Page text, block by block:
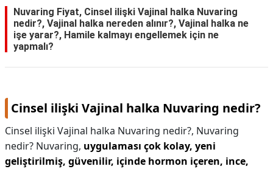
Nuvaring Fiyat, Cinsel ilişki Vajinal halka Nuvaring
nedir?, Vajinal halka nereden alınır?, Vajinal halka ne
işe yarar?, Hamile kalmayı engellemek için ne
yapmalı?
Cinsel ilişki Vajinal halka Nuvaring nedir?
Cinsel ilişki Vajinal halka Nuvaring nedir?, Nuvaring
nedir? Nuvaring, uygulaması çok kolay, yeni
geliştirilmiş, güvenilir, içinde hormon içeren, ince,